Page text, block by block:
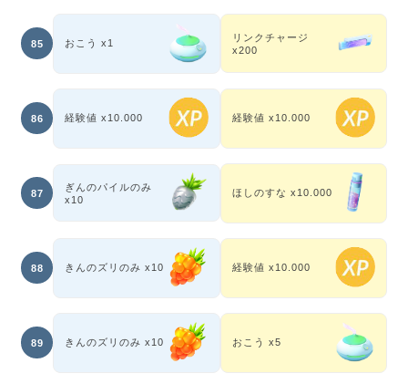
85 おこう x1
リンクチャージ
x200
86 経験値 x10.000 経験値 x10.000
87
ぎんのパイルのみ
x10
ほしのすな x10.000
88 きんのズリのみ x10 経験値 x10.000
89 きんのズリのみ x10 おこう x5